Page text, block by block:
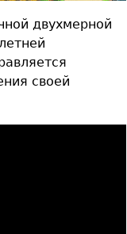
двухмерной
своей